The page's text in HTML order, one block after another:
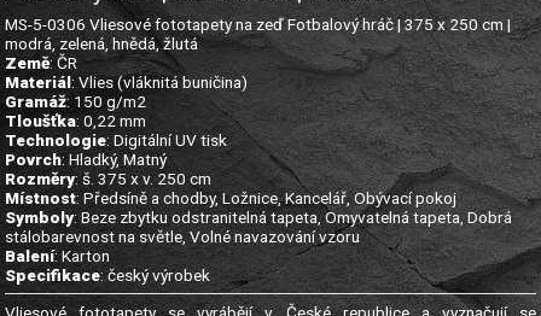
MS-5-0306 Vliesové fototapety na zeď Fotbalový hráč | 375 x 250 cm |
modrá, zelená, hnědá, žlutá
Země: ČR
Materiál: Vlies (vláknitá buničina)
Gramáž: 150 g/m2
Tloušťka: 0,22 mm
Technologie: Digitální UV tisk
Povrch: Hladký, Matný
Rozměry: š. 375 x v. 250 cm
Místnost: Předsíně a chodby, Ložnice, Kancelář, Obývací pokoj
Symboly: Beze zbytku odstranitelná tapeta, Omyvatelná tapeta, Dobrá
stálobarevnost na světle, Volné navazování vzoru
Balení: Karton
Specifikace: český výrobek